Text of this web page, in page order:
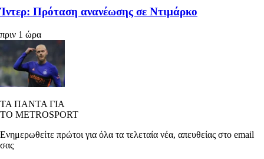
Ίντερ: Πρόταση ανανέωσης σε Ντιμάρκο
πριν 1 ώρα
ΤΑ ΠΑΝΤΑ ΓΙΑ
ΤΟ METROSPORT
Ενημερωθείτε πρώτοι για όλα τα τελεταία νέα, απευθείας στο email
σας